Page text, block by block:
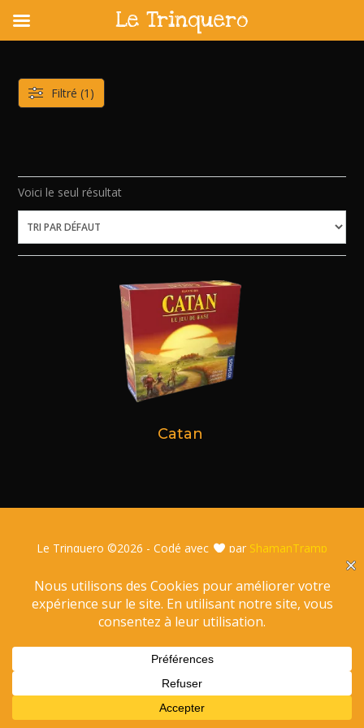
content
Voici le seul résultat
Catan
Filtré (1)
Le Trinquero ©2026 - Codé avec par ShamanTramp
Le Trinquero